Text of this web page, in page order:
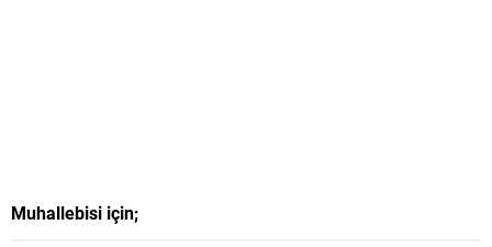
Muhallebisi için;